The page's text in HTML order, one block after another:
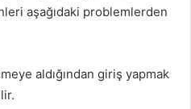
aşağıdaki problemlerden
aldığından giriş yapmak